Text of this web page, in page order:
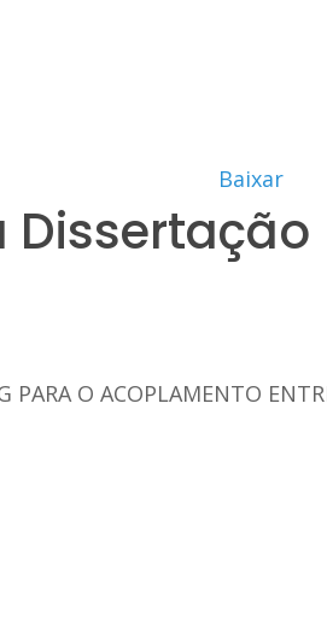
Baixar
Dissertação
O ACOPLAMENTO